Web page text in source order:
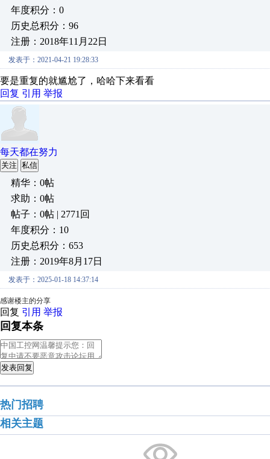
年度积分：0
历史总积分：96
注册：2018年11月22日
发表于：2021-04-21 19:28:33
要是重复的就尴尬了，哈哈下来看看
回复 引用 举报
每天都在努力
关注 私信
精华：0帖
求助：0帖
帖子：0帖 | 2771回
年度积分：10
历史总积分：653
注册：2019年8月17日
发表于：2025-01-18 14:37:14
感谢楼主的分享
回复 引用 举报
回复本条
发表回复
热门招聘
相关主题